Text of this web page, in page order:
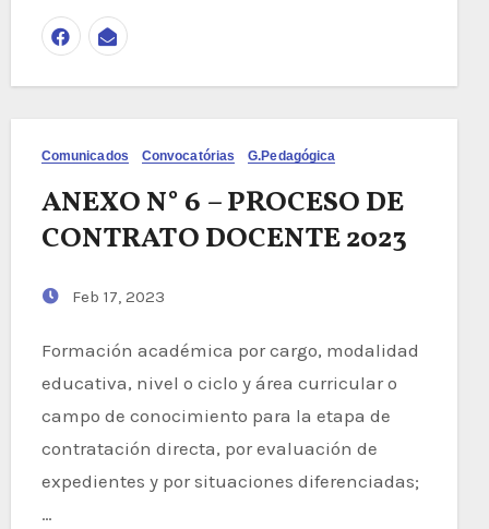
Comunicados Convocatórias G.Pedagógica
ANEXO N° 6 – PROCESO DE
CONTRATO DOCENTE 2023
Feb 17, 2023
Formación académica por cargo, modalidad
educativa, nivel o ciclo y área curricular o
campo de conocimiento para la etapa de
contratación directa, por evaluación de
expedientes y por situaciones diferenciadas;
…